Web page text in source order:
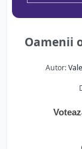
Oamenii
Autor: